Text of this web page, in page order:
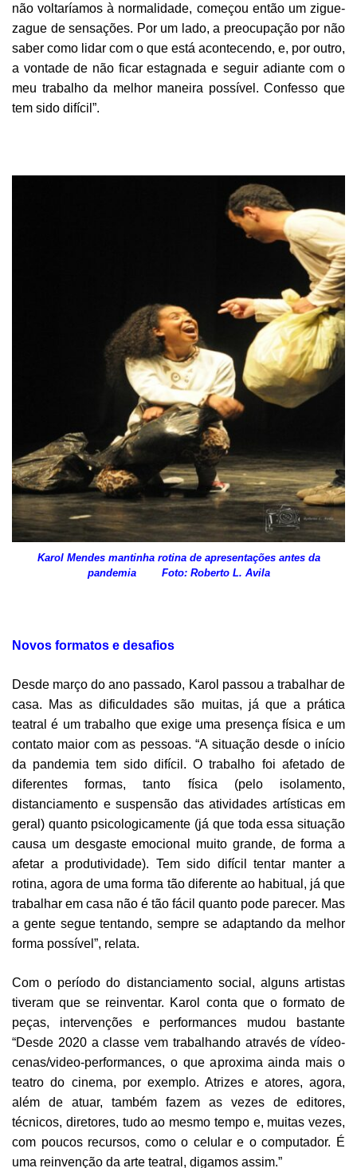
não voltaríamos à normalidade, começou então um zigue-
zague de sensações. Por um lado, a preocupação por não
saber como lidar com o que está acontecendo, e, por outro,
a vontade de não ficar estagnada e seguir adiante com o
meu trabalho da melhor maneira possível. Confesso que
tem sido difícil”.
Karol Mendes mantinha rotina de apresentações antes da
pandemia Foto: Roberto L. Avila
Novos formatos e desafios
Desde março do ano passado, Karol passou a trabalhar de
casa. Mas as dificuldades são muitas, já que a prática
teatral é um trabalho que exige uma presença física e um
contato maior com as pessoas. “A situação desde o início
da pandemia tem sido difícil. O trabalho foi afetado de
diferentes formas, tanto física (pelo isolamento,
distanciamento e suspensão das atividades artísticas em
geral) quanto psicologicamente (já que toda essa situação
causa um desgaste emocional muito grande, de forma a
afetar a produtividade). Tem sido difícil tentar manter a
rotina, agora de uma forma tão diferente ao habitual, já que
trabalhar em casa não é tão fácil quanto pode parecer. Mas
a gente segue tentando, sempre se adaptando da melhor
forma possível”, relata.
Com o período do distanciamento social, alguns artistas
tiveram que se reinventar. Karol conta que o formato de
peças, intervenções e performances mudou bastante
“Desde 2020 a classe vem trabalhando através de vídeo-
cenas/video-performances, o que aproxima ainda mais o
teatro do cinema, por exemplo. Atrizes e atores, agora,
além de atuar, também fazem as vezes de editores,
técnicos, diretores, tudo ao mesmo tempo e, muitas vezes,
com poucos recursos, como o celular e o computador. É
uma reinvenção da arte teatral, digamos assim.”